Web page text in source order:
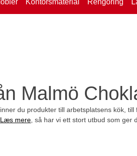
Kontorsmaterial Rengöring
Malmö
du produkter till arbetsplatsens kök,
Læs mere , så har vi ett stort utbud som ger